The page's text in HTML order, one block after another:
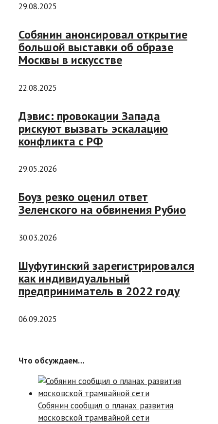
29.08.2025
Собянин анонсировал открытие
большой выставки об образе
Москвы в искусстве
22.08.2025
Дэвис: провокации Запада
рискуют вызвать эскалацию
конфликта с РФ
29.05.2026
Боуз резко оценил ответ
Зеленского на обвинения Рубио
30.03.2026
Шуфутинский зарегистрировался
как индивидуальный
предприниматель в 2022 году
06.09.2025
Что обсуждаем…
Собянин сообщил о планах развития
московской трамвайной сети